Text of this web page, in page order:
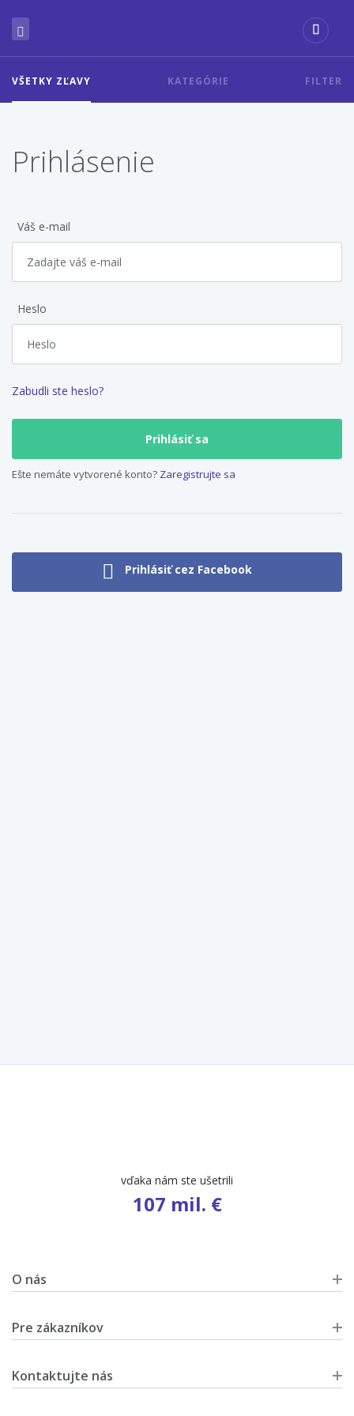
VŠETKY ZĽAVY KATEGÓRIE FILTER
Prihlásenie
Váš e-mail
Heslo
Zabudli ste heslo?
Ešte nemáte vytvorené konto? Zaregistrujte sa
Prihlásiť cez Facebook
vďaka nám ste ušetrili
107 mil. €
O nás
Pre zákazníkov
Kontaktujte nás